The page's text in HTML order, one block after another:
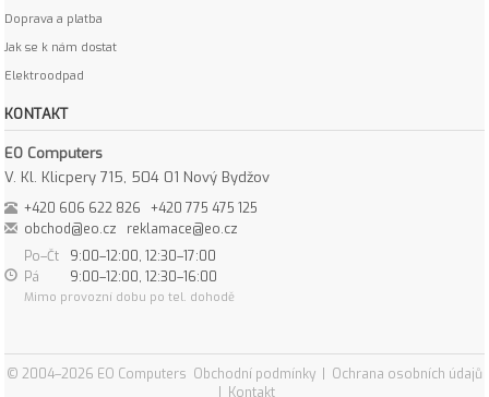
Doprava a platba
Jak se k nám dostat
Elektroodpad
KONTAKT
EO Computers
V. Kl. Klicpery 715, 504 01 Nový Bydžov
+420 606 622 826
+420 775 475 125
obchod@eo.cz
reklamace@eo.cz
Po–Čt
9:00–12:00, 12:30–17:00
Pá
9:00–12:00, 12:30–16:00
Mimo provozní dobu po tel. dohodě
© 2004–2026 EO Computers Obchodní podmínky
Ochrana osobních údajů
Kontakt